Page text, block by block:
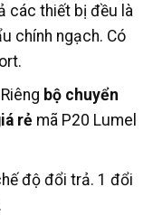
các thiết bị đều là
chính ngạch. Có
bộ chuyển
rẻ mã P20 Lumel
độ đổi trả. 1 đổi